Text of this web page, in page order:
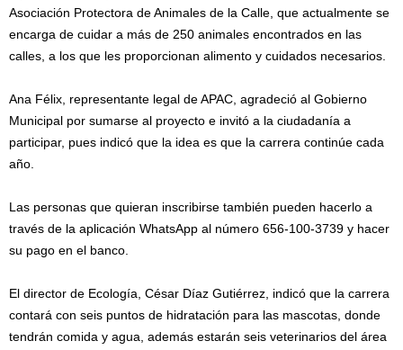
Asociación Protectora de Animales de la Calle, que actualmente se
encarga de cuidar a más de 250 animales encontrados en las
calles, a los que les proporcionan alimento y cuidados necesarios.
Ana Félix, representante legal de APAC, agradeció al Gobierno
Municipal por sumarse al proyecto e invitó a la ciudadanía a
participar, pues indicó que la idea es que la carrera continúe cada
año.
Las personas que quieran inscribirse también pueden hacerlo a
través de la aplicación WhatsApp al número 656-100-3739 y hacer
su pago en el banco.
El director de Ecología, César Díaz Gutiérrez, indicó que la carrera
contará con seis puntos de hidratación para las mascotas, donde
tendrán comida y agua, además estarán seis veterinarios del área